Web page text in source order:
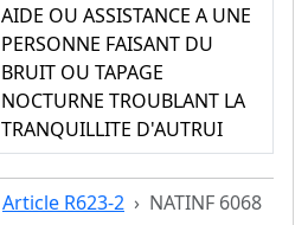
AIDE OU ASSISTANCE A UNE
PERSONNE FAISANT DU
BRUIT OU TAPAGE
NOCTURNE TROUBLANT LA
TRANQUILLITE D'AUTRUI
Article R623-2 NATINF 6068